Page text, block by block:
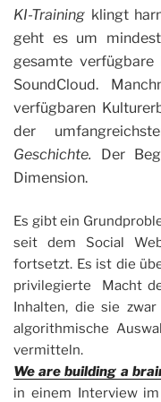
KI-Training klingt
geht es um
gesamte verfügbare
SoundCloud.
verfügbaren
der
Geschichte.
Der
Dimension.
Es gibt ein
seit dem Social
fortsetzt. Es ist die
privilegierte Macht
Inhalten, die sie
algorithmische
vermitteln.
We are building a
in einem Interview